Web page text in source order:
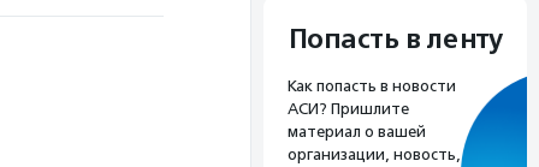
Попасть в ленту
Как попасть в новости
АСИ? Пришлите
материал о вашей
организации, новость,